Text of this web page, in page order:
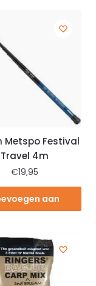
Metspo Festival
Travel 4m
€19,95
aan